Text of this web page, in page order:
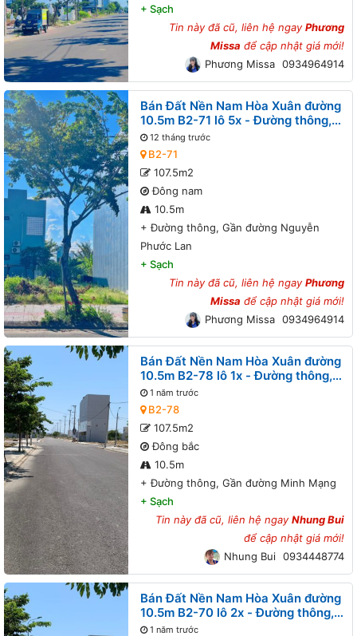
+ Sạch
Tin này đã cũ, liên hệ ngayPhương
Missa để cập nhật giá mới!
Phương Missa 0934964914
Bán Đất Nền Nam Hòa Xuân đường
10.5m B2-71 lô 5x - Đường thông,
Gần đường Nguyễn Phước Lan
12 tháng trước
B2-71
107.5m2
Đông nam
10.5m
+Đường thông, Gần đường Nguyễn
Phước Lan
+ Sạch
Tin này đã cũ, liên hệ ngayPhương
Missa để cập nhật giá mới!
Phương Missa 0934964914
Bán Đất Nền Nam Hòa Xuân đường
10.5m B2-78 lô 1x - Đường thông,
Gần đường Minh Mạng
1 năm trước
B2-78
107.5m2
Đông bắc
10.5m
+Đường thông, Gần đường Minh Mạng
+ Sạch
Tin này đã cũ, liên hệ ngayNhung Bui
để cập nhật giá mới!
Nhung Bui 0934448774
Bán Đất Nền Nam Hòa Xuân đường
10.5m B2-70 lô 2x - Đường thông,
Gần đường Nguyễn Phước Lan
1 năm trước